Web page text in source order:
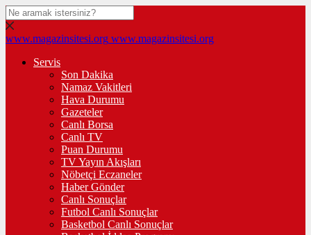
www.magazinsitesi.org www.magazinsitesi.org
Servis
Son Dakika
Namaz Vakitleri
Hava Durumu
Gazeteler
Canlı Borsa
Canlı TV
Puan Durumu
TV Yayın Akışları
Nöbetçi Eczaneler
Haber Gönder
Canlı Sonuçlar
Futbol Canlı Sonuçlar
Basketbol Canlı Sonuçlar